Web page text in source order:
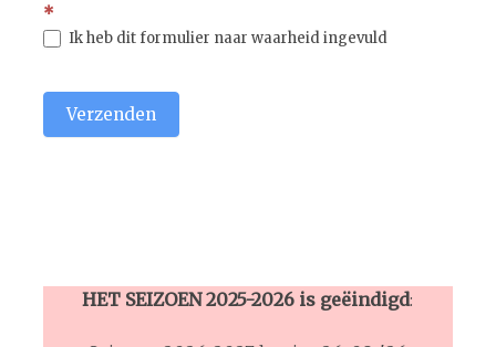
*
Ik heb dit formulier naar waarheid ingevuld
Verzenden
HET SEIZOEN 2025-2026 is geëindigd: